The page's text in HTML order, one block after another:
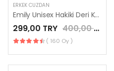
ERKEK CÜZDAN
Emily Unisex Hakiki Deri Kartlık Ekru Siyah Dikiş
299,00 TRY 400,00 TRY
( 160 Oy )